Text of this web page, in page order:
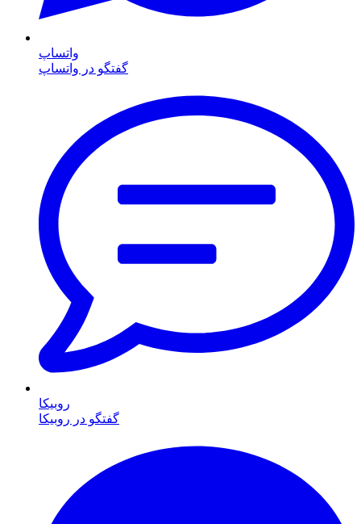
واتساپ
گفتگو در واتساپ
روبیکا
گفتگو در روبیکا